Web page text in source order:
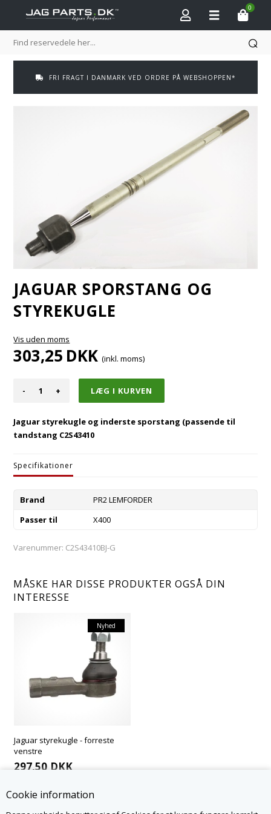
Cookie information
0
FRI FRAGT I DANMARK VED ORDRE PÅ WEBSHOPPEN*
JAGUAR SPORSTANG OG
STYREKUGLE
Vis uden moms
303,25 DKK (inkl. moms)
- +
Jaguar styrekugle og inderste sporstang (passende til
tandstang C2S43410
Specifikationer
Brand
PR2 LEMFORDER
Passer til
X400
Varenummer: C2S43410BJ-G
MÅSKE HAR DISSE PRODUKTER OGSÅ DIN
INTERESSE
Nyhed
Jaguar styrekugle - forreste
venstre
297,50 DKK